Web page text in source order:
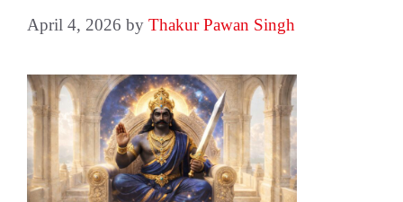
April 4, 2026 by Thakur Pawan Singh